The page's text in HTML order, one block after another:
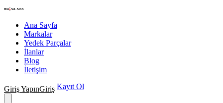
Nakış Makineleri Teknik Servisi
Ana Sayfa
Markalar
Yedek Parçalar
İlanlar
Blog
İletişim
Giriş YapınGiriş Kayıt Ol